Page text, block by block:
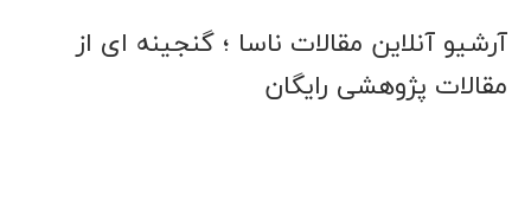
آرشیو آنلاین مقالات ناسا ؛ گنجینه ای از
مقالات پژوهشی رایگان